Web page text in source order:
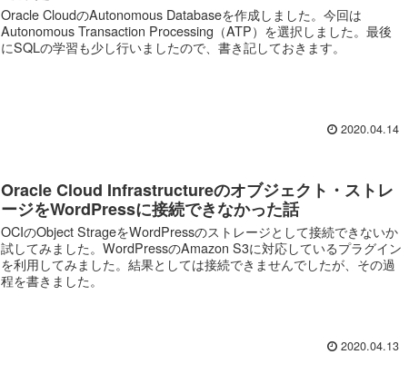
Oracle CloudのAutonomous Databaseを作成しました。今回は
Autonomous Transaction Processing（ATP）を選択しました。最後
にSQLの学習も少し行いましたので、書き記しておきます。
2020.04.14
Oracle Cloud Infrastructureのオブジェクト・ストレ
ージをWordPressに接続できなかった話
OCIのObject StrageをWordPressのストレージとして接続できないか
試してみました。WordPressのAmazon S3に対応しているプラグイン
を利用してみました。結果としては接続できませんでしたが、その過
程を書きました。
2020.04.13